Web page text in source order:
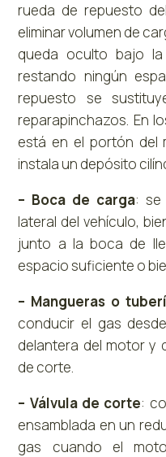
rueda de repuesto
eliminar volumen de
queda oculto bajo
restando ningún
repuesto se
reparapinchazos. En
está en el portón del
instala un depósito
– Boca de carga: se
lateral del vehículo,
junto a la boca de
espacio suficiente o
– Mangueras o
conducir el gas
delantera del motor y
de corte.
– Válvula de corte:
ensamblada en un
gas cuando el